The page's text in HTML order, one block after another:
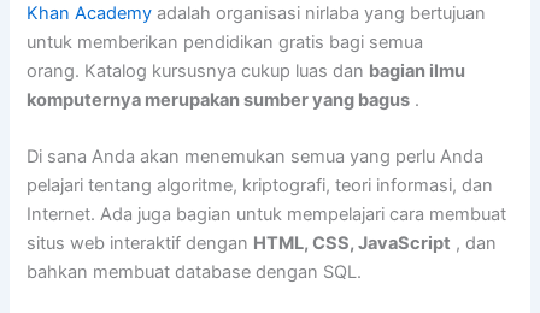
Khan Academy adalah organisasi nirlaba yang bertujuan
untuk memberikan pendidikan gratis bagi semua
orang. Katalog kursusnya cukup luas dan bagian ilmu
komputernya merupakan sumber yang bagus .
Di sana Anda akan menemukan semua yang perlu Anda
pelajari tentang algoritme, kriptografi, teori informasi, dan
Internet. Ada juga bagian untuk mempelajari cara membuat
situs web interaktif dengan HTML, CSS, JavaScript , dan
bahkan membuat database dengan SQL.